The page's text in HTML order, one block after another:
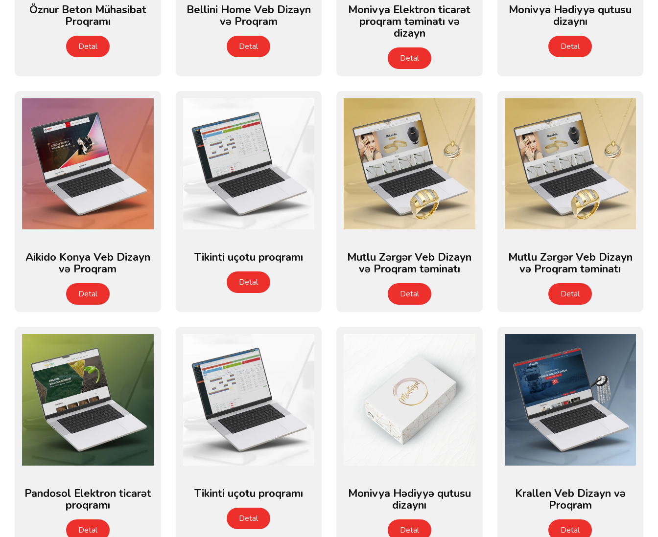
Öznur Beton Mühasibat
Proqramı
Detal
Bellini Home Veb Dizayn
və Proqram
Detal
Monivya Elektron ticarət
proqram təminatı və
dizayn
Detal
Monivya Hədiyyə qutusu
dizaynı
Detal
Aikido Konya Veb Dizayn
və Proqram
Detal
Tikinti uçotu proqramı
Detal
Mutlu Zərgər Veb Dizayn
və Proqram təminatı
Detal
Mutlu Zərgər Veb Dizayn
və Proqram təminatı
Detal
Pandosol Elektron ticarət
proqramı
Detal
Tikinti uçotu proqramı
Detal
Monivya Hədiyyə qutusu
dizaynı
Detal
Krallen Veb Dizayn və
Proqram
Detal